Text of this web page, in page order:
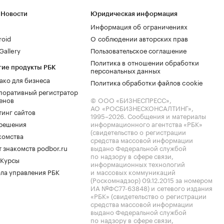
продукты РБК
для бизнеса
регистратор
сайтов
знакомств podbor.ru
управления РБК
Юридическая информация
Информация об ограничениях
О соблюдении авторских прав
Пользовательское соглашение
Политика в отношении обработки
персональных данных
Политика обработки файлов cookie
© ООО «БИЗНЕСПРЕСС»,
АО «РОСБИЗНЕСКОНСАЛТИНГ»,
1995–2026. Сообщения и материалы
информационного агентства «РБК»
(свидетельство о регистрации
средства массовой информации
выдано Федеральной службой
по надзору в сфере связи,
информационных технологий
и массовых коммуникаций
(Роскомнадзор) 09.12.2015 за номером
ИА №ФС77-63848) и сетевого издания
«РБК» (свидетельство о регистрации
средства массовой информации
выдано Федеральной службой
по надзору в сфере связи,